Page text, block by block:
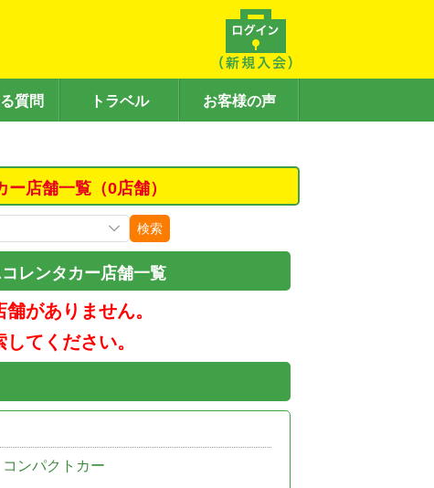
質問 トラベル お客様の声
店舗一覧（0店舗）
検索
レンタカー店舗一覧
がありません。
てください。
コンパクトカー